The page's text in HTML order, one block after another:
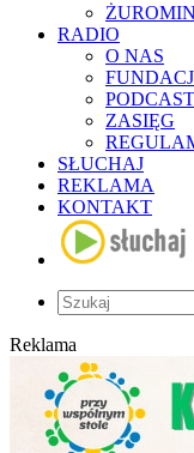
ŻUROMIN
RADIO
O NAS
ZASIĘG
SŁUCHAJ
REKLAMA
KONTAKT
Reklama